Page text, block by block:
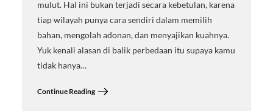
mulut. Hal ini bukan terjadi secara kebetulan, karena
tiap wilayah punya cara sendiri dalam memilih
bahan, mengolah adonan, dan menyajikan kuahnya.
Yuk kenali alasan di balik perbedaan itu supaya kamu
tidak hanya…
Continue Reading